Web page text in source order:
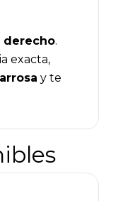
derecho.
exacta,
y te